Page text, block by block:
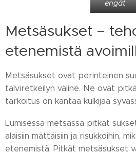
engät
Metsäsukset –
etenemistä
Metsäsukset ovat perinteinen
talviretkeilyn väline. Ne ovat
tarkoitus on kantaa kulkijaa
Lumisessa metsässä pitkät
alaisiin mättäisiin ja risukkoihin,
etenemistä. Pitkät metsäsukset